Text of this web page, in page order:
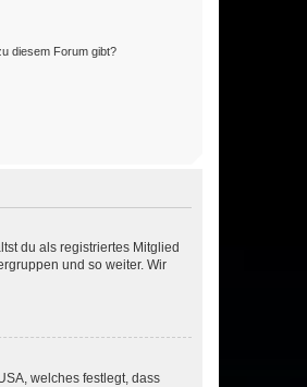
diesem Forum gibt?
du als registriertes Mitglied
und so weiter. Wir
welches festlegt, dass